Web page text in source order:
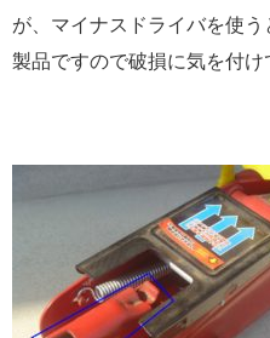
が、マイナスドライバを使
製品ですので破損に気を付け